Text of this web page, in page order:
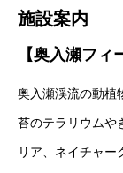
施設案内
【奥入瀬フィ
奥入瀬渓流の動植
苔のテラリウムや
リア、ネイチャー